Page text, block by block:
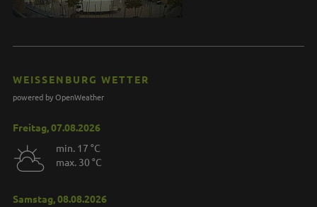
WEISSENBURG WETTER
powered by OpenWeather
Freitag, 07.08.2026
min. 17 °C
max. 30 °C
Samstag, 08.08.2026